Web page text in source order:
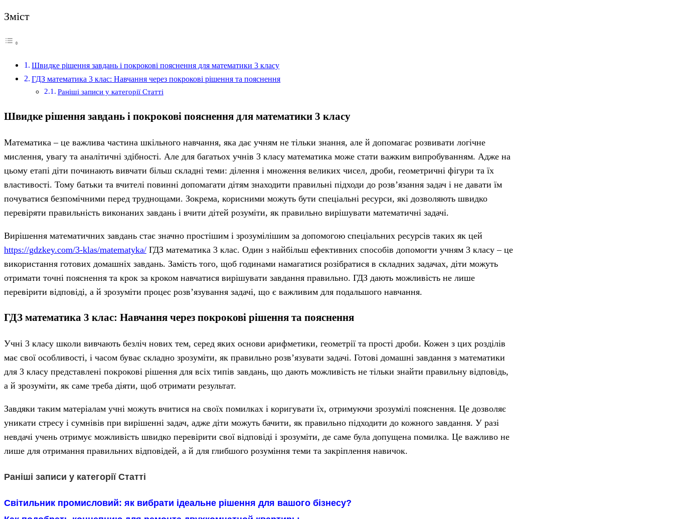
Зміст
Швидке рішення завдань і покрокові пояснення для математики 3 класу
ГДЗ математика 3 клас: Навчання через покрокові рішення та пояснення
Раніші записи у категорії Статті
Швидке рішення завдань і покрокові пояснення для математики 3 класу
Математика – це важлива частина шкільного навчання, яка дає учням не тільки знання, але й допомагає розвивати логічне
мислення, увагу та аналітичні здібності. Але для багатьох учнів 3 класу математика може стати важким випробуванням. Адже на
цьому етапі діти починають вивчати більш складні теми: ділення і множення великих чисел, дроби, геометричні фігури та їх
властивості. Тому батьки та вчителі повинні допомагати дітям знаходити правильні підходи до розв’язання задач і не давати їм
почуватися безпомічними перед труднощами. Зокрема, корисними можуть бути спеціальні ресурси, які дозволяють швидко
перевіряти правильність виконаних завдань і вчити дітей розуміти, як правильно вирішувати математичні задачі.
Вирішення математичних завдань стає значно простішим і зрозумілішим за допомогою спеціальних ресурсів таких як цей
https://gdzkey.com/3-klas/matematyka/ ГДЗ математика 3 клас. Один з найбільш ефективних способів допомогти учням 3 класу – це
використання готових домашніх завдань. Замість того, щоб годинами намагатися розібратися в складних задачах, діти можуть
отримати точні пояснення та крок за кроком навчатися вирішувати завдання правильно. ГДЗ дають можливість не лише
перевірити відповіді, а й зрозуміти процес розв’язування задачі, що є важливим для подальшого навчання.
ГДЗ математика 3 клас: Навчання через покрокові рішення та пояснення
Учні 3 класу школи вивчають безліч нових тем, серед яких основи арифметики, геометрії та прості дроби. Кожен з цих розділів
має свої особливості, і часом буває складно зрозуміти, як правильно розв’язувати задачі. Готові домашні завдання з математики
для 3 класу представлені покрокові рішення для всіх типів завдань, що дають можливість не тільки знайти правильну відповідь,
а й зрозуміти, як саме треба діяти, щоб отримати результат.
Завдяки таким матеріалам учні можуть вчитися на своїх помилках і коригувати їх, отримуючи зрозумілі пояснення. Це дозволяє
уникати стресу і сумнівів при вирішенні задач, адже діти можуть бачити, як правильно підходити до кожного завдання. У разі
невдачі учень отримує можливість швидко перевірити свої відповіді і зрозуміти, де саме була допущена помилка. Це важливо не
лише для отримання правильних відповідей, а й для глибшого розуміння теми та закріплення навичок.
Раніші записи у категорії Статті
Світильник промисловий: як вибрати ідеальне рішення для вашого бізнесу?